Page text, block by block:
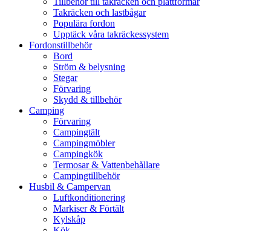
Takräcken och lastbågar
Populära fordon
Upptäck våra takräckessystem
Fordonstillbehör
Bord
Ström & belysning
Stegar
Förvaring
Skydd & tillbehör
Camping
Förvaring
Campingtält
Campingmöbler
Campingkök
Termosar & Vattenbehållare
Campingtillbehör
Husbil & Campervan
Luftkonditionering
Markiser & Förtält
Kylskåp